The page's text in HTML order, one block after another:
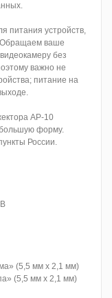
питания устройств,
Обращаем ваше
без
важно не
питание на
AP-10
форму.
России.
(5,5 мм х 2,1 мм)
(5,5 мм х 2,1 мм)